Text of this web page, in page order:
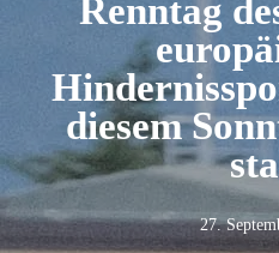
Renntag
diesem
27.